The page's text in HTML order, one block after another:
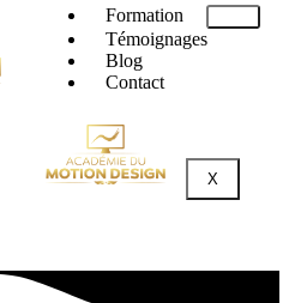
Formation
Témoignages
Blog
Contact
X